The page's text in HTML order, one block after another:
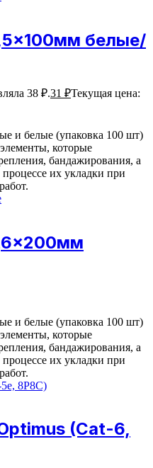
белые/
38 ₽.31 ₽Текущая цена:
и белые (упаковка 100 шт)
которые
бандажирования, а
их укладки при
и белые (упаковка 100 шт)
которые
бандажирования, а
их укладки при
(Cat-6,